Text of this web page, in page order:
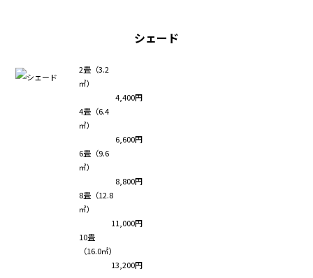
シェード
2畳（3.2
㎡）
4,400円
4畳（6.4
㎡）
6,600円
6畳（9.6
㎡）
8,800円
8畳（12.8
㎡）
11,000円
10畳
（16.0㎡）
13,200円